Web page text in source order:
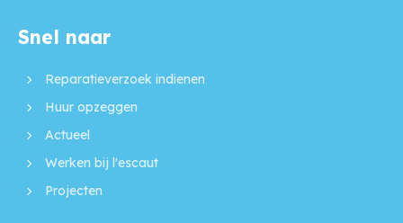
Contactinformatie
Snel naar
Reparatieverzoek indienen
Huur opzeggen
Actueel
Werken bij l'escaut
Projecten